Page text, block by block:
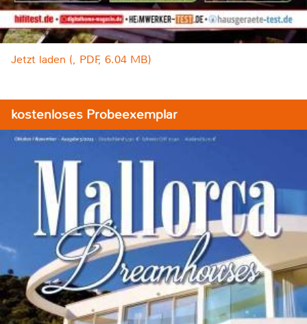
Jetzt laden (, PDF, 6.04 MB)
kostenloses Probeexemplar